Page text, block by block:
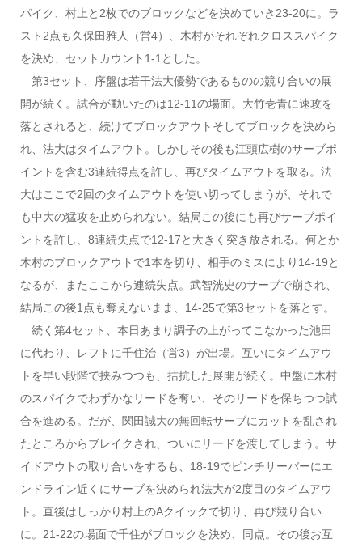
パイク、村上と2枚でのブロックなどを決めていき23-20に。ラ
スト2点も久保田雅人（営4）、木村がそれぞれクロススパイク
を決め、セットカウント1-1とした。
第3セット、序盤は若干法大優勢であるものの競り合いの展
開が続く。試合が動いたのは12-11の場面。大竹壱青に速攻を
落とされると、続けてブロックアウトそしてブロックを決めら
れ、法大はタイムアウト。しかしその後も江頭広樹のサーブポ
イントを含む3連続得点を許し、再びタイムアウトを取る。法
大はここで2回のタイムアウトを使い切ってしまうが、それで
も中大の猛攻を止められない。結局この後にも再びサーブポイ
ントを許し、8連続失点で12-17と大きく突き放される。何とか
木村のブロックアウトで1本を切り、相手のミスにより14-19と
なるが、またここから連続失点。武智洸史のサーブで崩され、
結局この後1点も奪えないまま、14-25で第3セットを落とす。
続く第4セット、本日あまり調子の上がってこなかった池田
に代わり、レフトに千住治（営3）が出場。互いにタイムアウ
トを早い段階で挟みつつも、拮抗した展開が続く。中盤に木村
のスパイクでわずかなリードを奪い、そのリードを保ちつつ試
合を進める。だが、関田誠大の無回転サーブにカットを乱され
たところからブレイクされ、ついにリードを渡してしまう。サ
イドアウトの取り合いをするも、18-19でピンチサーバーにエ
ンドライン近くにサーブを決められ法大が2度目のタイムアウ
ト。直後はしっかり村上のAクイックで切り、再び競り合い
に。21-22の場面で千住がブロックを決め、同点。その後お互